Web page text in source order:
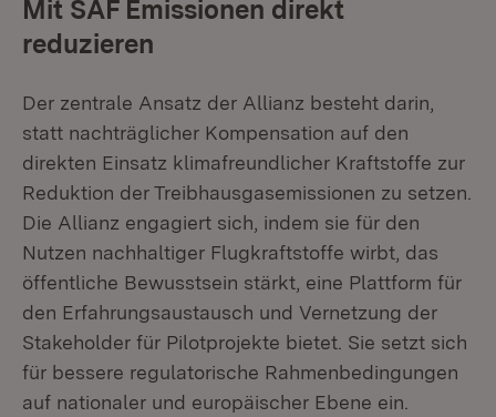
Mit SAF Emissionen direkt
reduzieren
Der zentrale Ansatz der Allianz besteht darin,
statt nachträglicher Kompensation auf den
direkten Einsatz klimafreundlicher Kraftstoffe zur
Reduktion der Treibhausgasemissionen zu setzen.
Die Allianz engagiert sich, indem sie für den
Nutzen nachhaltiger Flugkraftstoffe wirbt, das
öffentliche Bewusstsein stärkt, eine Plattform für
den Erfahrungsaustausch und Vernetzung der
Stakeholder für Pilotprojekte bietet. Sie setzt sich
für bessere regulatorische Rahmenbedingungen
auf nationaler und europäischer Ebene ein.